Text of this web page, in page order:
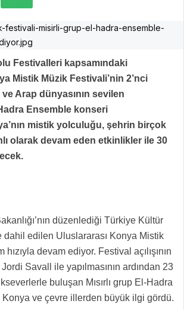
Festivalleri kapsamındaki
Mistik Müzik Festivali’nin 2’nci
ve Arap dünyasının sevilen
Ensemble konseri
mistik yolculuğu, şehrin birçok
olarak devam eden etkinlikler ile 30
düzenlediği Türkiye Kültür
dahil edilen Uluslararası Konya Mistik
devam ediyor. Festival açılışının
Savall ile yapılmasının ardından 23
buluşan Mısırlı grup El-Hadra
ve çevre illerden büyük ilgi gördü.